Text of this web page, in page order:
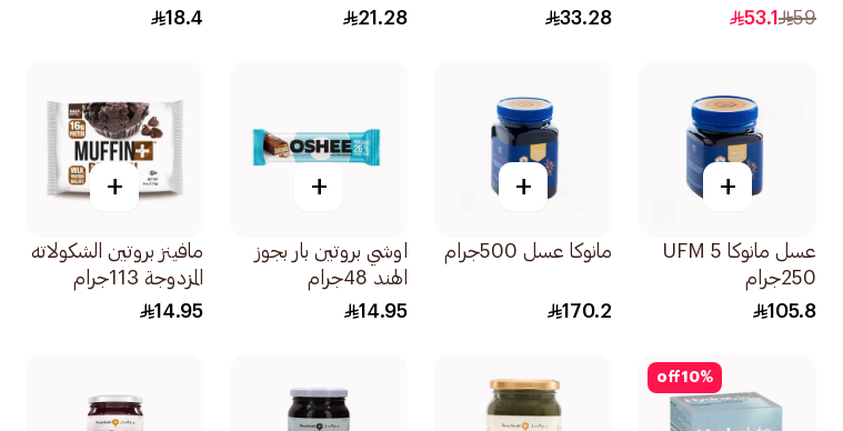
59
53.1
33.28
21.28
30كبسولة
18.4
+
عسل مانوكا 5 UFM
250جرام
105.8
+
مانوكا عسل 500جرام
170.2
+
اوشي بروتين بار بجوز
الهند 48جرام
14.95
+
مافينز بروتين الشكولاته
المزدوجة 113جرام
14.95
10%
off